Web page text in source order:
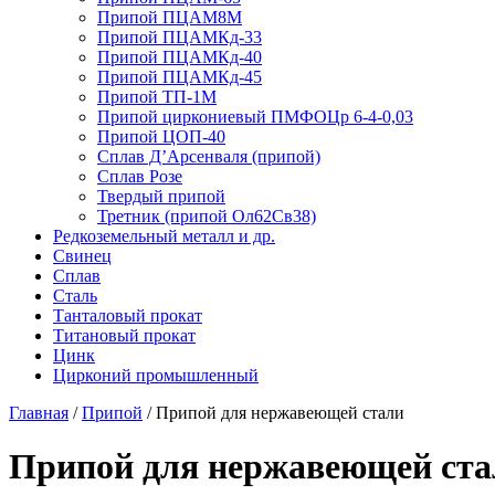
Припой ПЦАМ8М
Припой ПЦАМКд-33
Припой ПЦАМКд-40
Припой ПЦАМКд-45
Припой ТП-1М
Припой циркониевый ПМФОЦр 6-4-0,03
Припой ЦОП-40
Сплав Д’Арсенваля (припой)
Сплав Розе
Твердый припой
Третник (припой Ол62Св38)
Редкоземельный металл и др.
Свинец
Сплав
Сталь
Танталовый прокат
Титановый прокат
Цинк
Цирконий промышленный
Главная /Припой /Припой для нержавеющей стали
Припой для нержавеющей